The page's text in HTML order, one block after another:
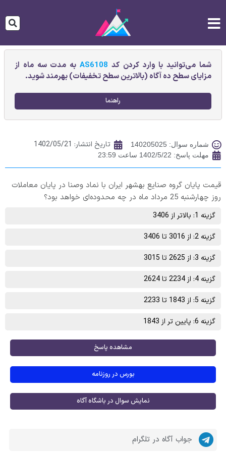
شما می‌توانید با وارد کردن کد AS6108به مدت سه ماه از
مزایای سطح ده آگاه (بالاترین سطح تخفیفات) بهرمند شوید.
راهنما
شماره سوال: 140205025 تاریخ انتشار: 1402/05/21
مهلت پاسخ: 1402/5/22 ساعت 23:59
قیمت پایان گروه‌ صنايع‌ بهشهر ايران‌ با نماد وصنا در پایان معاملات
روز چهارشنبه 25 مرداد ماه در چه محدوده‌ای خواهد بود؟
گزینه 1: بالاتر از 3406
گزینه 2: از 3016 تا 3406
گزینه 3: از 2625 تا 3015
گزینه 4: از 2234 تا 2624
گزینه 5: از 1843 تا 2233
گزینه 6: پایین تر از 1843
مشاهده پاسخ
بورس در روزنامه
نمایش سوال در باشگاه آگاه
جواب آگاه در تلگرام